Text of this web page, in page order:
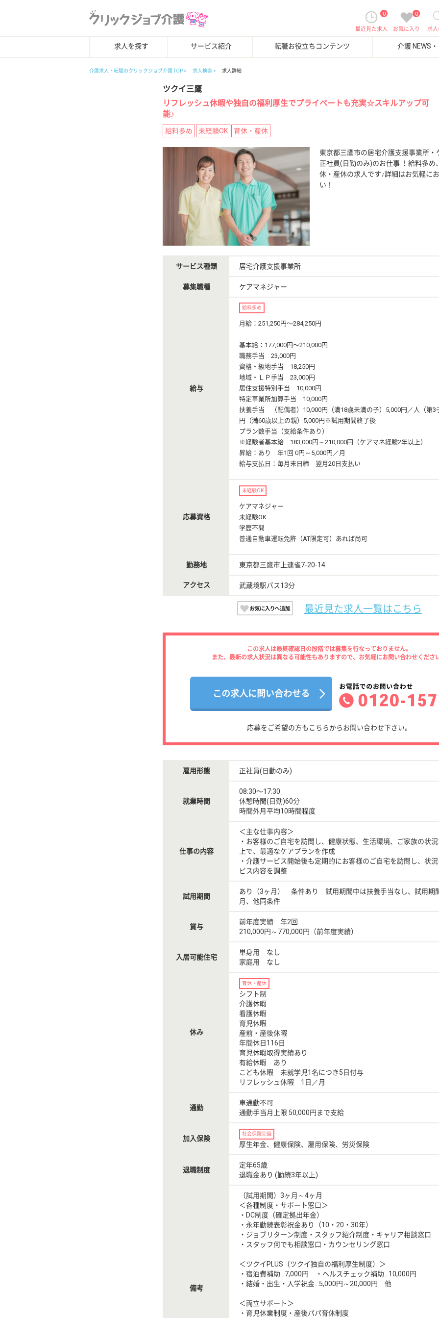
求
0
お気に入り
0
最近見た求人
求人を探す サービス紹介 転職お役立ちコンテンツ 介護 NEWS
介護求人・転職のクリックジョブ介護 TOP 求人検索 求人詳細
ツクイ三鷹
リフレッシュ休暇や独自の福利厚生でプライベートも充実☆スキルアップ可
能♪
給料多め 未経験OK 育休・産休
東京都三鷹市の居宅介護支援事業所・
正社員(日勤のみ)のお仕事 ！給料多め
休・産休の求人です♪詳細はお気軽に
い！
サービス種類 居宅介護支援事業所
募集職種 ケアマネジャー
給与
給料多め
月給：251,250円〜284,250円
基本給：177,000円〜210,000円
職務手当 23,000円
資格・級地手当 18,250円
地域・ＬＰ手当 23,000円
居住支援特別手当 10,000円
特定事業所加算手当 10,000円
扶養手当 （配偶者）10,000円（満18歳未満の子）5,000円／人（第3
円（満60歳以上の親）5,000円※試用期間終了後
プラン数手当（支給条件あり）
※経験者基本給 183,000円～210,000円（ケアマネ経験2年以上）
昇給：あり 年1回 0円～5,000円／月
給与支払日：毎月末日締 翌月20日支払い
応募資格
未経験OK
ケアマネジャー
未経験OK
学歴不問
普通自動車運転免許（AT限定可）あれば尚可
勤務地 東京都三鷹市上連雀7-20-14
アクセス 武蔵境駅バス13分
最近見た求人一覧はこちら
この求人は最終確認日の段階では募集を行なっておりません。
また、最新の求人状況は異なる可能性もありますので、お気軽にお問い合わせくださ
この求人に問い合わせる
応募をご希望の方もこちらからお問い合わせ下さい。
雇用形態 正社員(日勤のみ)
就業時間
08:30〜17:30
休憩時間(日勤)60分
時間外月平均10時間程度
仕事の内容
＜主な仕事内容＞
・お客様のご自宅を訪問し、健康状態、生活環境、ご家族の状
上で、最適なケアプランを作成
・介護サービス開始後も定期的にお客様のご自宅を訪問し、状
ビス内容を調整
試用期間
あり（3ヶ月） 条件あり 試用期間中は扶養手当なし、試用期
月、他同条件
賞与
前年度実績 年2回
210,000円～770,000円（前年度実績）
入居可能住宅
単身用 なし
家庭用 なし
休み
育休・産休
シフト制
介護休暇
看護休暇
育児休暇
産前・産後休暇
年間休日116日
育児休暇取得実績あり
有給休暇 あり
こども休暇 未就学児1名につき5日付与
リフレッシュ休暇 1日／月
通勤
車通勤不可
通勤手当月上限 50,000円まで支給
加入保険
社会保険完備
厚生年金、健康保険、雇用保険、労災保険
退職制度
定年65歳
退職金あり (勤続3年以上)
備考
（試用期間）3ヶ月～4ヶ月
＜各種制度・サポート窓口＞
・DC制度（確定拠出年金）
・永年勤続表彰祝金あり（10・20・30年）
・ジョブリターン制度・スタッフ紹介制度・キャリア相談窓口
・スタッフ何でも相談窓口・カウンセリング窓口
＜ツクイPLUS（ツクイ独自の福利厚生制度）＞
・宿泊費補助…7,000円 ・ヘルスチェック補助…10,000円
・結婚・出生・入学祝金…5,000円～20,000円 他
＜両立サポート＞
・育児休業制度・産後パパ育休制度